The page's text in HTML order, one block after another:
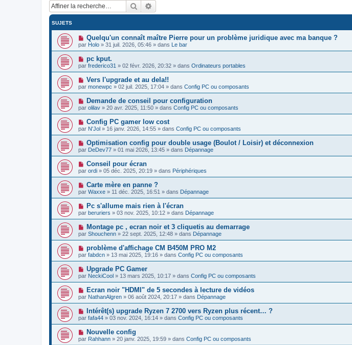
Rechercher
SUJETS
N
o
u
a
u
m
e
s
s
a
g
e
Quelqu'un connaît maître Pierre pour un problème juridique avec ma banque ?
par Holo » 31 juil. 2026, 05:46 » dans Le bar
N
o
u
v
a
u
m
e
s
s
a
g
e
pc kput.
par frederico31 » 02 févr. 2026, 20:32 » dans Ordinateurs portables
N
o
u
v
e
a
u
m
e
s
s
a
g
e
Vers l'upgrade et au dela!!
par monewpc » 02 juil. 2025, 17:04 » dans Config PC ou composants
N
o
u
e
a
u
m
e
s
s
a
g
e
Demande de conseil pour configuration
par olilav » 20 avr. 2025, 11:50 » dans Config PC ou composants
N
o
u
e
a
u
m
e
s
s
a
g
e
Config PC gamer low cost
par N'Jol » 16 janv. 2026, 14:55 » dans Config PC ou composants
N
o
u
e
a
u
m
e
s
s
a
g
e
Optimisation config pour double usage (Boulot / Loisir) et déconnexion
par DeDev77 » 01 mai 2026, 13:45 » dans Dépannage
N
o
u
e
a
u
m
e
s
s
a
g
e
Conseil pour écran
par ordi » 05 déc. 2025, 20:19 » dans Périphériques
N
o
u
v
e
a
u
m
e
s
a
g
e
Carte mère en panne ?
par Waxxe » 11 déc. 2025, 16:51 » dans Dépannage
N
o
u
v
e
a
u
m
e
s
s
a
g
e
Pc s'allume mais rien à l'écran
par beruriers » 03 nov. 2025, 10:12 » dans Dépannage
N
o
u
a
u
m
e
s
s
a
g
e
Montage pc , ecran noir et 3 cliquetis au demarrage
par Shouchenn » 22 sept. 2025, 12:48 » dans Dépannage
N
o
u
v
e
a
u
m
e
s
s
a
g
e
problème d'affichage CM B450M PRO M2
par fabdcn » 13 mai 2025, 19:16 » dans Config PC ou composants
N
o
u
v
e
a
u
m
e
s
s
a
g
Upgrade PC Gamer
par NeckiCool » 13 mars 2025, 10:17 » dans Config PC ou composants
N
o
u
v
e
a
u
m
e
s
Ecran noir "HDMI" de 5 secondes à lecture de vidéos
par NathanAlgren » 06 août 2024, 20:17 » dans Dépannage
N
o
u
v
e
a
Intérêt(s) upgrade Ryzen 7 2700 vers Ryzen plus récent… ?
par fafa44 » 03 nov. 2024, 16:14 » dans Config PC ou composants
N
o
u
Nouvelle config
par Rahhann » 20 janv. 2025, 19:59 » dans Config PC ou composants